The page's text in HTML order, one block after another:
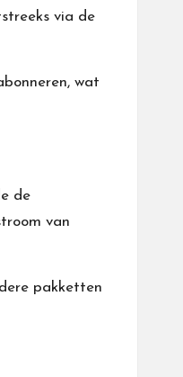
via de
wat
de
van
pakketten